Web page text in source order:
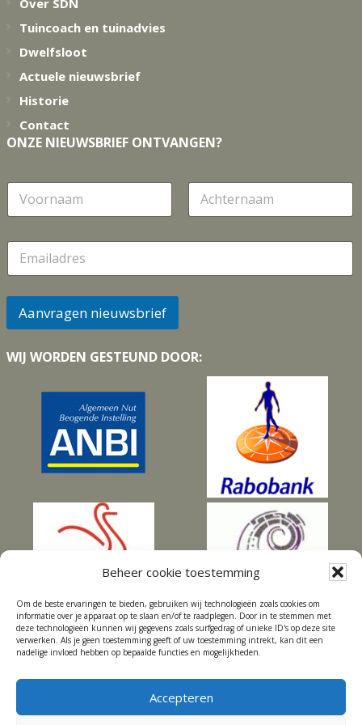
Beheer cookie toestemming
Om de beste ervaringen te bieden, gebruiken wij technologieën zoals cookies om
informatie over je apparaat op te slaan en/of te raadplegen. Door in te stemmen met
deze technologieën kunnen wij gegevens zoals surfgedrag of unieke ID's op deze site
verwerken. Als je geen toestemming geeft of uw toestemming intrekt, kan dit een
nadelige invloed hebben op bepaalde functies en mogelijkheden.
Accepteren
Tuincoach en tuinadvies
Dwelfsloot
Actuele nieuwsbrief
Historie
Contact
ONZE NIEUWSBRIEF ONTVANGEN?
N
a
E
a
i
*
Aanvragen nieuwsbrief
WIJ WORDEN GESTEUND DOOR:
HOME SDN TUINCOACH EN TUINADVIES DWELFSLOOT